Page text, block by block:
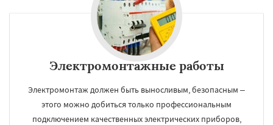
Электромонтажные работы
Электромонтаж должен быть выносливым, безопасным –
этого можно добиться только профессиональным
подключением качественных электрических приборов,